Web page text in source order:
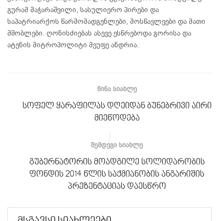
გურამ მაჭარაშვილი, სასულიერო პირები და
საპატრიარქოს წარმომადგენლები, მოსწავლეები და მათი
მშობლები. ღონისძიებას ასევე ესწრებოდა გორისა და
ატენის მიტროპოლიტი მეუფე ანდრია.
ᲬᲘᲜᲐ ᲡᲘᲐᲮᲚᲔ
სოფელ ყარაფილას დღეიდან ბუნებრივი აირი
მიეწოდება
ᲨᲔᲛᲓᲔᲒᲘ ᲡᲘᲐᲮᲚᲔ
გუბერნატორის მოადგილე სოლიდარობის
ფონდის 2014 წლის საქმიანობის ანგარიშის
პრეზენტაციას დაესწრო